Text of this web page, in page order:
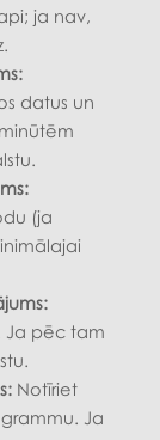
ja nav,
datus un
(ja
Ja pēc tam
Notīriet
Ja